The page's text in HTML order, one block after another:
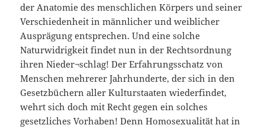
der Anatomie des menschlichen Körpers und seiner
Verschiedenheit in männlicher und weiblicher
Ausprägung entsprechen. Und eine solche
Naturwidrigkeit findet nun in der Rechtsordnung
ihren Nieder¬schlag! Der Erfahrungsschatz von
Menschen mehrerer Jahrhunderte, der sich in den
Gesetzbüchern aller Kulturstaaten wiederfindet,
wehrt sich doch mit Recht gegen ein solches
gesetzliches Vorhaben! Denn Homosexualität hat in